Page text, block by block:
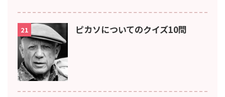
21 ピカソについてのクイズ10問